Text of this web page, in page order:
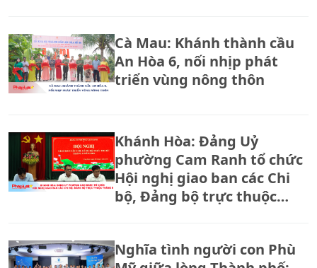
Cà Mau: Khánh thành cầu
An Hòa 6, nối nhịp phát
triển vùng nông thôn
Khánh Hòa: Đảng Uỷ
phường Cam Ranh tổ chức
Hội nghị giao ban các Chi
bộ, Đảng bộ trực thuộc
Nghĩa tình người con Phù